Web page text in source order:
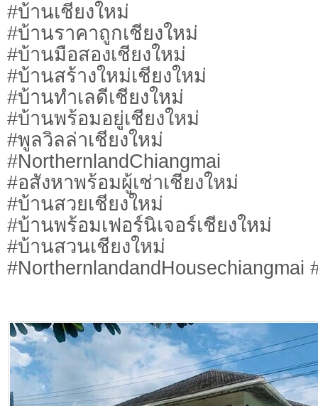
#บ้านเชียงใหม่
#บ้านราคาถูกเชียงใหม่
#บ้านมือสองเชียงใหม่
#บ้านสร้างใหม่เชียงใหม่
#บ้านทำเลดีเชียงใหม่
#บ้านพร้อมอยู่เชียงใหม่
#พูลวิลล่าเชียงใหม่
#NorthernlandChiangmai
#อสังหาพร้อมผู้เช่าเชียงใหม่
#บ้านสวยเชียงใหม่
#บ้านพร้อมเฟอร์นิเจอร์เชียงใหม่
#บ้านสวนเชียงใหม่
#NorthernlandandHousechiangmai